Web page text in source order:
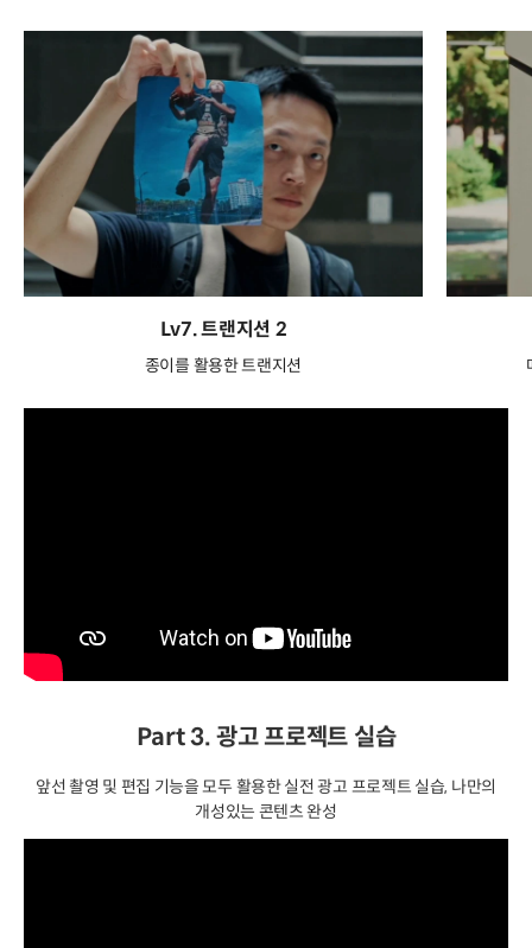
Lv7. 트랜지션 2
종이를 활용한 트랜지션
Part 3. 광고 프로젝트 실습
앞선 촬영 및 편집 기능을 모두 활용한 실전 광고 프로젝트 실습, 나만의
개성있는 콘텐츠 완성